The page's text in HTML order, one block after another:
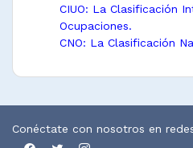
CIUO: La Clasificación
Ocupaciones.
CNO: La Clasificación
Conéctate con nosotros en